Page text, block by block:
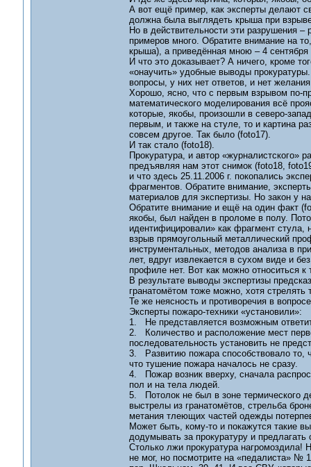
А вот ещё пример, как эксперты делают
должна была выглядеть крыша при
Но в действительности эти разрушения –
примеров много. Обратите внимание на
крыша), а приведённая мною – 4 сентября
И что это доказывает? А ничего, кроме
«онаучить» удобные выводы
вопросы, у них нет ответов, и нет
Хорошо, ясно, что с первым взрывом по-
математического моделирования всё
которые, якобы, произошли в северо-
первым, и также на стуле, то и картина
совсем другое. Так было (foto17).
И так стало (foto18).
Прокуратура, и автор «журналистского»
предъявляя нам этот снимок (foto18,
и что здесь 25.11.2006 г. покопались
фрагментов. Обратите внимание,
материалов для экспертизы. Но закон у
Обратите внимание и ещё на один факт
якобы, был найден в проломе в полу.
идентифицировали» как фрагмент
взрыв прямоугольный металлический
инструментальных, методов анализа в
лет, вдруг извлекается в сухом виде и
профиле нет. Вот как можно относиться к
В результате выводы экспертизы
гранатомётом тоже можно, хотя
Те же неясность и противоречия в
Эксперты пожаро-техники «установили»:
1. Не представляется возможным
2. Количество и расположение мест
последовательность установить не
3. Развитию пожара способствовало то,
что тушение пожара началось не сразу.
4. Пожар возник вверху, сначала
пол и на тела людей.
5. Потолок не был в зоне термического
выстрелы из гранатомётов, стрельба
метания тлеющих частей одежды
Может быть, кому-то и покажутся такие
додумывать за прокуратуру и
Столько лжи прокуратура нагромоздила!
не мог, но посмотрите на «педалиста» №